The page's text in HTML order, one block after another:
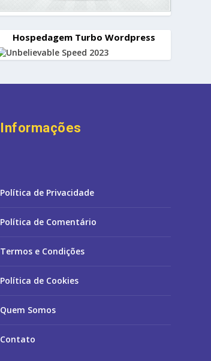
Hospedagem Turbo Wordpress
Informações
Política de Privacidade
Política de Comentário
Termos e Condições
Política de Cookies
Quem Somos
Contato